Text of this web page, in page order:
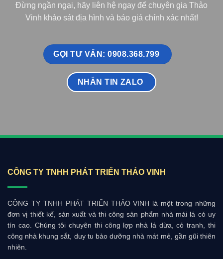
Đừng ngần ngại, hãy liên hệ ngay để chuyên gia Thảo
Vinh khảo sát địa hình và báo giá chính xác nhất!
GỌI TƯ VẤN: 0908.368.799
NHẮN TIN ZALO
CÔNG TY TNHH PHÁT TRIỂN THẢO VINH
CÔNG TY TNHH PHÁT TRIỂN THẢO VINH là một trong những
đơn vị thiết kế, sản xuất và thi công sản phẩm nhà mái lá có uy
tín cao. Chúng tôi chuyên thi công lợp nhà lá dừa, cỏ tranh, thi
công nhà khung sắt, duy tu bảo dưỡng nhà mát mẻ, gần gũi thiên
nhiên.